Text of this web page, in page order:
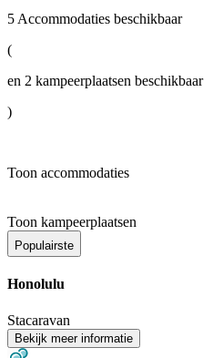
5 Accommodaties beschikbaar
(
en 2 kampeerplaatsen beschikbaar
)
Toon accommodaties
Toon kampeerplaatsen
Populairste
Honolulu
Stacaravan
Bekijk meer informatie